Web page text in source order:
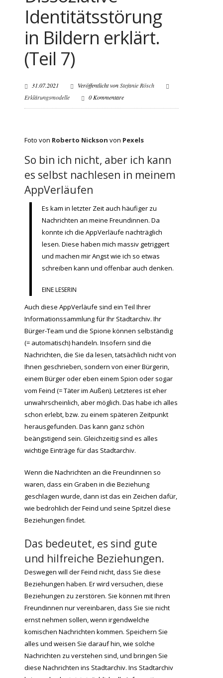
Identitätsstörung
in Bildern erklärt.
(Teil 7)
31.07.2021 Veröffentlicht vonStefanie Rösch
Erklärungsmodelle
0 Kommentare
Foto von Roberto Nickson von Pexels
So bin ich nicht, aber ich kann
es selbst nachlesen in meinem
AppVerläufen
Es kam in letzter Zeit auch häufiger zu
Nachrichten an meine Freundinnen. Da
konnte ich die AppVerläufe nachträglich
lesen. Diese haben mich massiv getriggert
und machen mir Angst wie ich so etwas
schreiben kann und offenbar auch denken.
EINE LESERIN
Auch diese AppVerläufe sind ein Teil Ihrer
Informationssammlung für Ihr Stadtarchiv. Ihr
Bürger-Team und die Spione können selbständig
(= automatisch) handeln. Insofern sind die
Nachrichten, die Sie da lesen, tatsächlich nicht von
Ihnen geschrieben, sondern von einer Bürgerin,
einem Bürger oder eben einem Spion oder sogar
vom Feind (= Täter im Außen). Letzteres ist eher
unwahrscheinlich, aber möglich. Das habe ich alles
schon erlebt, bzw. zu einem späteren Zeitpunkt
herausgefunden. Das kann ganz schön
beängstigend sein. Gleichzeitig sind es alles
wichtige Einträge für das Stadtarchiv.
Wenn die Nachrichten an die Freundinnen so
waren, dass ein Graben in die Beziehung
geschlagen wurde, dann ist das ein Zeichen dafür,
wie bedrohlich der Feind und seine Spitzel diese
Beziehungen findet.
Das bedeutet, es sind gute
und hilfreiche Beziehungen.
Deswegen will der Feind nicht, dass Sie diese
Beziehungen haben. Er wird versuchen, diese
Beziehungen zu zerstören. Sie können mit Ihren
Freundinnen nur vereinbaren, dass Sie sie nicht
ernst nehmen sollen, wenn irgendwelche
komischen Nachrichten kommen. Speichern Sie
alles und weisen Sie darauf hin, wie solche
Nachrichten zu verstehen sind, und bringen Sie
diese Nachrichten ins Stadtarchiv. Ins Stadtarchiv